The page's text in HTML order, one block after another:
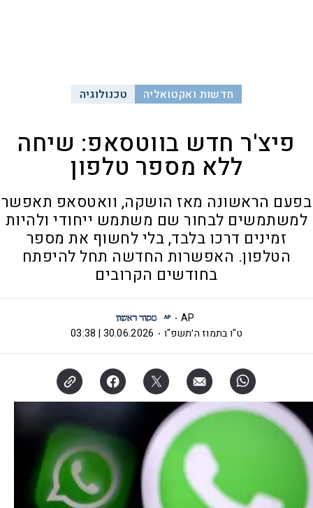
חדשות ואקטואליה טכנולוגיה
פיצ'ר חדש בווטסאפ: שיחה
ללא מספר טלפון
בפעם הראשונה מאז הושקה, וואטסאפ תאפשר
למשתמשים לבחור שם משתמש ייחודי ולהיות
זמינים דרכו בלבד, בלי לחשוף את מספר
הטלפון. האפשרות החדשה תחל להיפתח
בחודשים הקרובים
AP
ט"ו בתמוז ה׳תשפ"ו
30.06.2026 | 03:38